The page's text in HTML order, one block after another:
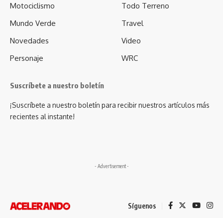
Motociclismo
Mundo Verde
Novedades
Personaje
Todo Terreno
Travel
Video
WRC
Suscríbete a nuestro boletín
¡Suscríbete a nuestro boletín para recibir nuestros artículos más
recientes al instante!
- Advertisement -
Síguenos